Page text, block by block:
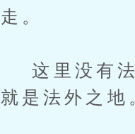
走。
这里没有法
就是法外之地